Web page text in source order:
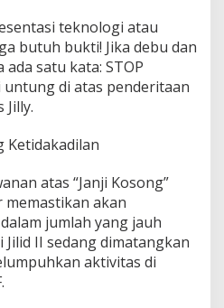
teknologi atau
butuh bukti! Jika debu dan
satu kata: STOP
untung di atas penderitaan
Jilly.
Ketidakadilan
atas “Janji Kosong”
memastikan akan
jumlah yang jauh
Jilid II sedang dimatangkan
aktivitas di